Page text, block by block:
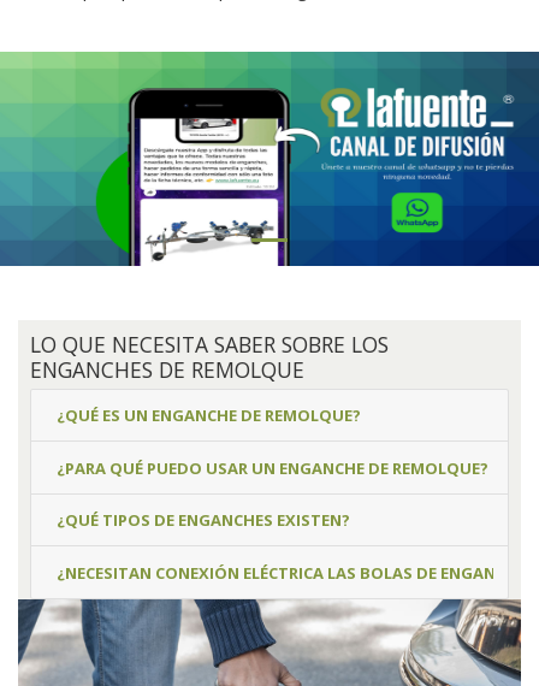
LO QUE NECESITA SABER SOBRE LOS
ENGANCHES DE REMOLQUE
¿QUÉ ES UN ENGANCHE DE REMOLQUE?
¿PARA QUÉ PUEDO USAR UN ENGANCHE DE REMOLQUE?
¿QUÉ TIPOS DE ENGANCHES EXISTEN?
¿NECESITAN CONEXIÓN ELÉCTRICA LAS BOLAS DE ENGANCHE?